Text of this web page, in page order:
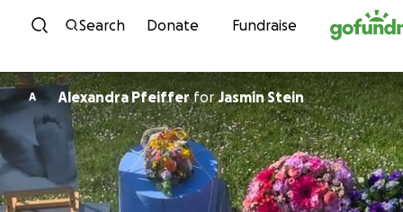
Skip to content
Search Donate Fundraise
A Alexandra Pfeifferfor Jasmin Stein